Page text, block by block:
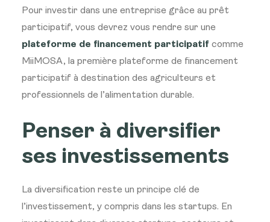
Pour investir dans une entreprise grâce au prêt
participatif, vous devrez vous rendre sur une
plateforme de financement participatif comme
MiiMOSA, la première plateforme de financement
participatif à destination des agriculteurs et
professionnels de l’alimentation durable.
Penser à diversifier
ses investissements
La diversification reste un principe clé de
l’investissement, y compris dans les startups. En